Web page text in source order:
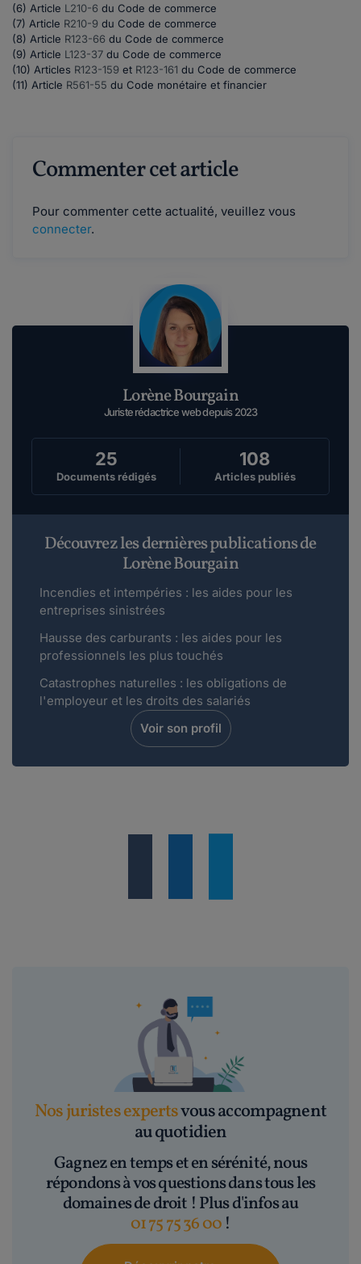
(6) Article L210-6 du Code de commerce
(7) Article R210-9 du Code de commerce
(8) Article R123-66 du Code de commerce
(9) Article L123-37 du Code de commerce
(10) Articles R123-159 et R123-161 du Code de commerce
(11) Article R561-55 du Code monétaire et financier
Commenter cet article
Pour commenter cette actualité, veuillez vous
connecter.
Lorène Bourgain
Juriste rédactrice web depuis 2023
25
Documents rédigés
108
Articles publiés
Découvrez les dernières publications de
Lorène Bourgain
Incendies et intempéries : les aides pour les
entreprises sinistrées
Hausse des carburants : les aides pour les
professionnels les plus touchés
Catastrophes naturelles : les obligations de
l'employeur et les droits des salariés
Voir son profil
Nos juristes expertsvous accompagnent
au quotidien
Gagnez en temps et en sérénité, nous
répondons à vos questions dans tous les
domaines de droit ! Plus d'infos au
01 75 75 36 00 !